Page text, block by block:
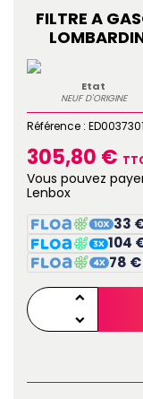
FILTRE A
Etat
NEUF D'ORIGINE
Référence :
305,80 €
Vous pouvez
Lenbox
33
104
78